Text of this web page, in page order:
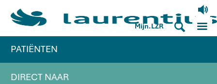
V
Mijn.LZR S M
PATIËNTEN
DIRECT NAAR